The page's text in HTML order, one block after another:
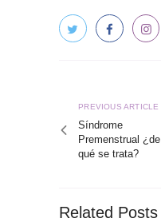
entradas
Previous
article
PREVIOUS ARTICLE
Síndrome
Premenstrual ¿de
qué se trata?
Related Posts